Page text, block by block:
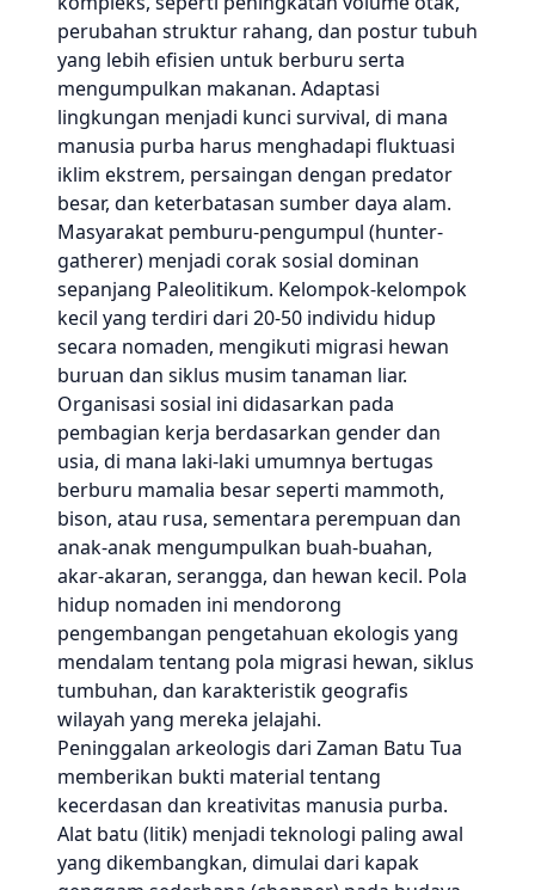
perubahan struktur rahang, dan postur tubuh
yang lebih efisien untuk berburu serta
mengumpulkan makanan. Adaptasi
lingkungan menjadi kunci survival, di mana
manusia purba harus menghadapi fluktuasi
iklim ekstrem, persaingan dengan predator
besar, dan keterbatasan sumber daya alam.
Masyarakat pemburu-pengumpul (hunter-
gatherer) menjadi corak sosial dominan
sepanjang Paleolitikum. Kelompok-kelompok
kecil yang terdiri dari 20-50 individu hidup
secara nomaden, mengikuti migrasi hewan
buruan dan siklus musim tanaman liar.
Organisasi sosial ini didasarkan pada
pembagian kerja berdasarkan gender dan
usia, di mana laki-laki umumnya bertugas
berburu mamalia besar seperti mammoth,
bison, atau rusa, sementara perempuan dan
anak-anak mengumpulkan buah-buahan,
akar-akaran, serangga, dan hewan kecil. Pola
hidup nomaden ini mendorong
pengembangan pengetahuan ekologis yang
mendalam tentang pola migrasi hewan, siklus
tumbuhan, dan karakteristik geografis
wilayah yang mereka jelajahi.
Peninggalan arkeologis dari Zaman Batu Tua
memberikan bukti material tentang
kecerdasan dan kreativitas manusia purba.
Alat batu (litik) menjadi teknologi paling awal
yang dikembangkan, dimulai dari kapak